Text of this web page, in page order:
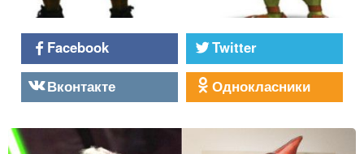
Facebook
Twitter
Вконтакте
Однокласники